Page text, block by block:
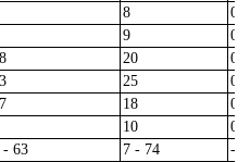
8
9
20
25
18
10
- 63 7 - 74 -